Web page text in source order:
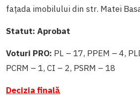
fațada imobilului din str. Matei
Statut: Aprobat
Voturi PRO: PL – 17, PPEM – 4,
PCRM – 1, CI – 2, PSRM – 18
Decizia finală